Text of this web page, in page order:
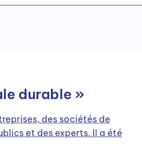
durable »
des sociétés de
et des experts. Il a été